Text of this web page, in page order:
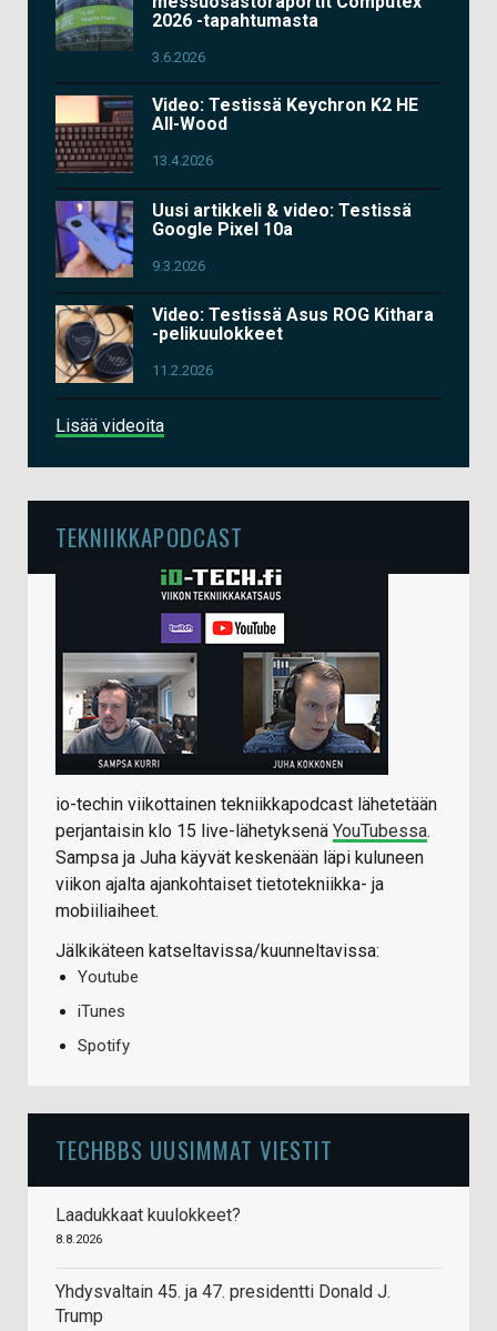
2026 -tapahtumasta
3.6.2026
Video: Testissä Keychron K2 HE
All-Wood
13.4.2026
Uusi artikkeli & video: Testissä
Google Pixel 10a
9.3.2026
Video: Testissä Asus ROG Kithara
-pelikuulokkeet
11.2.2026
Lisää videoita
TEKNIIKKAPODCAST
io-techin viikottainen tekniikkapodcast lähetetään
perjantaisin klo 15 live-lähetyksenä YouTubessa.
Sampsa ja Juha käyvät keskenään läpi kuluneen
viikon ajalta ajankohtaiset tietotekniikka- ja
mobiiliaiheet.
Jälkikäteen katseltavissa/kuunneltavissa:
Youtube
iTunes
Spotify
TECHBBS UUSIMMAT VIESTIT
Laadukkaat kuulokkeet?
8.8.2026
Yhdysvaltain 45. ja 47. presidentti Donald J.
Trump